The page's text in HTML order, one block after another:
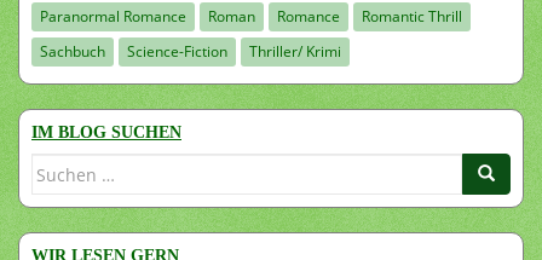
Paranormal Romance
Roman Romance
Romantic Thrill
Sachbuch
Science-Fiction Thriller/ Krimi
IM BLOG SUCHEN
Suchen
WIR LESEN GERN